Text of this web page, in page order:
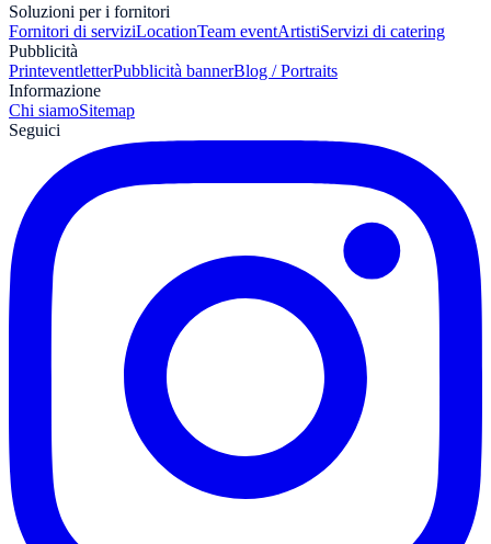
Soluzioni per i fornitori
Fornitori di serviziLocationTeam eventArtistiServizi di catering
Pubblicità
PrinteventletterPubblicità bannerBlog / Portraits
Informazione
Chi siamoSitemap
Seguici